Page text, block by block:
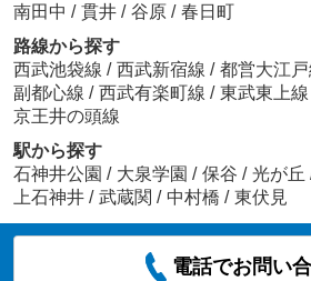
南田中 / 貫井 / 谷原 / 春日町
路線から探す
西武池袋線 / 西武新宿線 / 都営大江戸
副都心線 / 西武有楽町線 / 東武東上線
京王井の頭線
駅から探す
石神井公園 / 大泉学園 / 保谷 / 光が丘
上石神井 / 武蔵関 / 中村橋 / 東伏見
電話でお問い